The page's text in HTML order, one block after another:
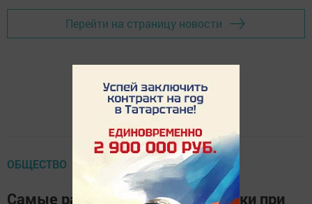
Перейти на страницу новости
ОБЩЕСТВО
Самые распространенные ошибки при